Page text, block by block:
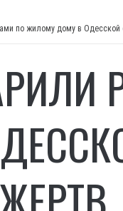
по жилому дому в Одесской